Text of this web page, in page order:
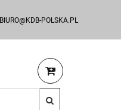
BIURO@KDB-POLSKA.PL